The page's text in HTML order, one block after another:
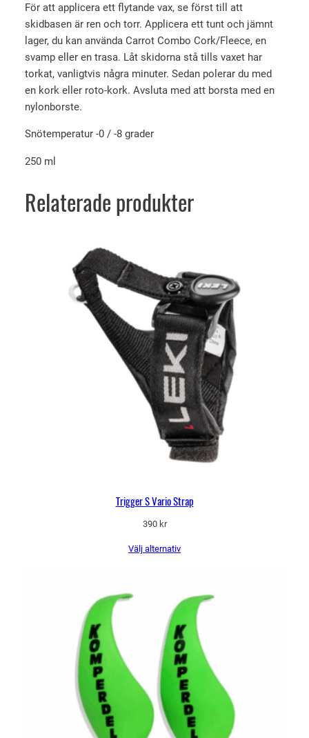
a
n
t
E
l
e
c
t
o
t
a
För att applicera ett flytande vax, se först till att
skidbasen är ren och torr. Applicera ett tunt och jämnt
lager, du kan använda Carrot Combo Cork/Fleece, en
svamp eller en trasa. Låt skidorna stå tills vaxet har
torkat, vanligtvis några minuter. Sedan polerar du med
en kork eller roto-kork. Avsluta med att borsta med en
nylonborste.
Snötemperatur -0 / -8 grader
250 ml
Relaterade produkter
Trigger S Vario Strap
390 kr
Välj alternativ